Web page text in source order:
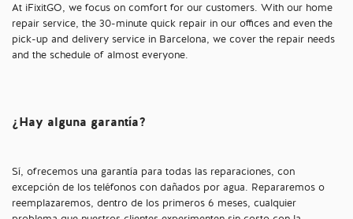
At iFixitGO, we focus on comfort for our customers. With our home
repair service, the 30-minute quick repair in our offices and even the
pick-up and delivery service in Barcelona, we cover the repair needs
and the schedule of almost everyone.
¿Hay alguna garantía?
Sí, ofrecemos una garantía para todas las reparaciones, con
excepción de los teléfonos con dañados por agua. Repararemos o
reemplazaremos, dentro de los primeros 6 meses, cualquier